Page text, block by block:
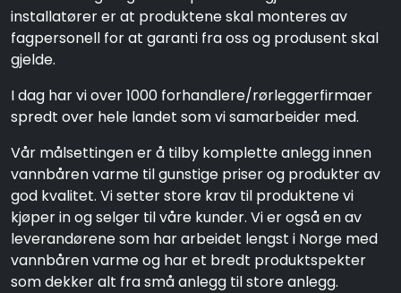
installatører er at produktene skal monteres av
fagpersonell for at garanti fra oss og produsent skal
gjelde.
I dag har vi over 1000 forhandlere/rørleggerfirmaer
spredt over hele landet som vi samarbeider med.
Vår målsettingen er å tilby komplette anlegg innen
vannbåren varme til gunstige priser og produkter av
god kvalitet. Vi setter store krav til produktene vi
kjøper in og selger til våre kunder. Vi er også en av
leverandørene som har arbeidet lengst i Norge med
vannbåren varme og har et bredt produktspekter
som dekker alt fra små anlegg til store anlegg.